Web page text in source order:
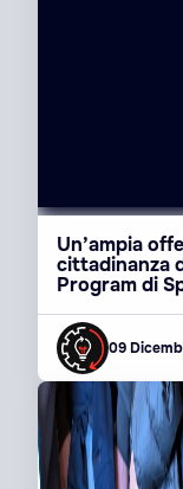
Un’ampia
cittadinanza
Program di
09